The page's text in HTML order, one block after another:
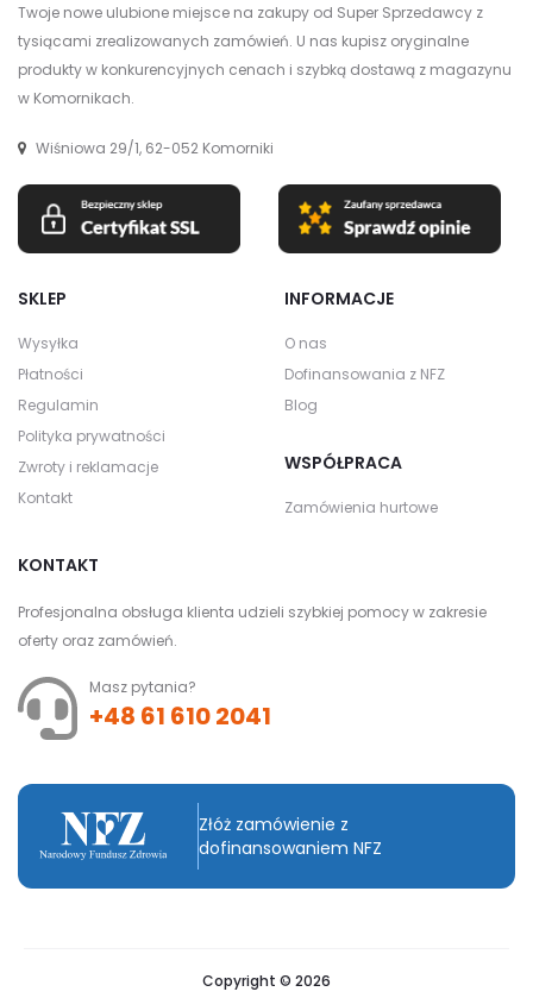
Twoje nowe ulubione miejsce na zakupy od Super Sprzedawcy z
tysiącami zrealizowanych zamówień. U nas kupisz oryginalne
produkty w konkurencyjnych cenach i szybką dostawą z magazynu
w Komornikach.
Wiśniowa 29/1, 62-052 Komorniki
SKLEP
Wysyłka
Płatności
Regulamin
Polityka prywatności
Zwroty i reklamacje
Kontakt
INFORMACJE
O nas
Dofinansowania z NFZ
Blog
WSPÓŁPRACA
Zamówienia hurtowe
KONTAKT
Profesjonalna obsługa klienta udzieli szybkiej pomocy w zakresie
oferty oraz zamówień.
Masz pytania?
+48 61 610 2041
Złóż zamówienie z
dofinansowaniem NFZ
Copyright © 2026